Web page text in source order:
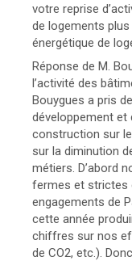
votre reprise
de logements
énergétique de
Réponse de M.
l’activité des
Bouygues a pris
développement et
construction sur
sur la diminution
métiers. D’abord
fermes et strictes
engagements de
cette année
chiffres sur nos
de CO2, etc.).